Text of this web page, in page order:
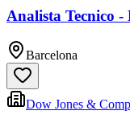
Analista Tecnico -
Barcelona
Dow Jones &